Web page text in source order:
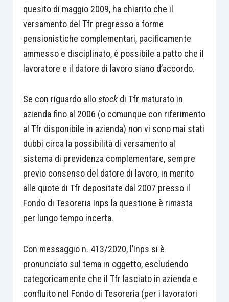
quesito di maggio 2009, ha chiarito che il
versamento del Tfr pregresso a forme
pensionistiche complementari, pacificamente
ammesso e disciplinato, è possibile a patto che il
lavoratore e il datore di lavoro siano d’accordo.
Se con riguardo allostockdi Tfr maturato in
azienda fino al 2006 (o comunque con riferimento
al Tfr disponibile in azienda) non vi sono mai stati
dubbi circa la possibilità di versamento al
sistema di previdenza complementare, sempre
previo consenso del datore di lavoro, in merito
alle quote di Tfr depositate dal 2007 presso il
Fondo di Tesoreria Inps la questione è rimasta
per lungo tempo incerta.
Con messaggio n. 413/2020, l’Inps si è
pronunciato sul tema in oggetto, escludendo
categoricamente che il Tfr lasciato in azienda e
confluito nel Fondo di Tesoreria (per i lavoratori